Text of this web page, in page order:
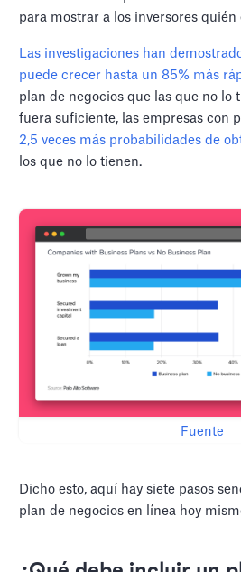
para mostrar a los inversores quién
Las investigaciones han
puede crecer hasta un 85% más
plan de negocios que las que no lo
fuera suficiente, las empresas con
2,5 veces más probabilidades de
los que no lo tienen.
Fuente
Dicho esto, aquí hay siete pasos
plan de negocios en línea hoy